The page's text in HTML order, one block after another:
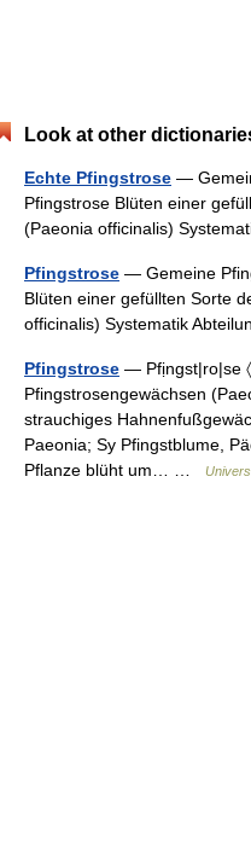
Look at other
Echte Pfingstrose —
Pfingstrose Blüten einer
(Paeonia officinalis)
Pfingstrose — Gemeine
Blüten einer gefüllten Sorte
officinalis) Systematik
Pfingstrose — Pfịngst|ro|se
Pfingstrosengewächsen
strauchiges
Paeonia; Sy Pfingstblume,
Pflanze blüht um… …